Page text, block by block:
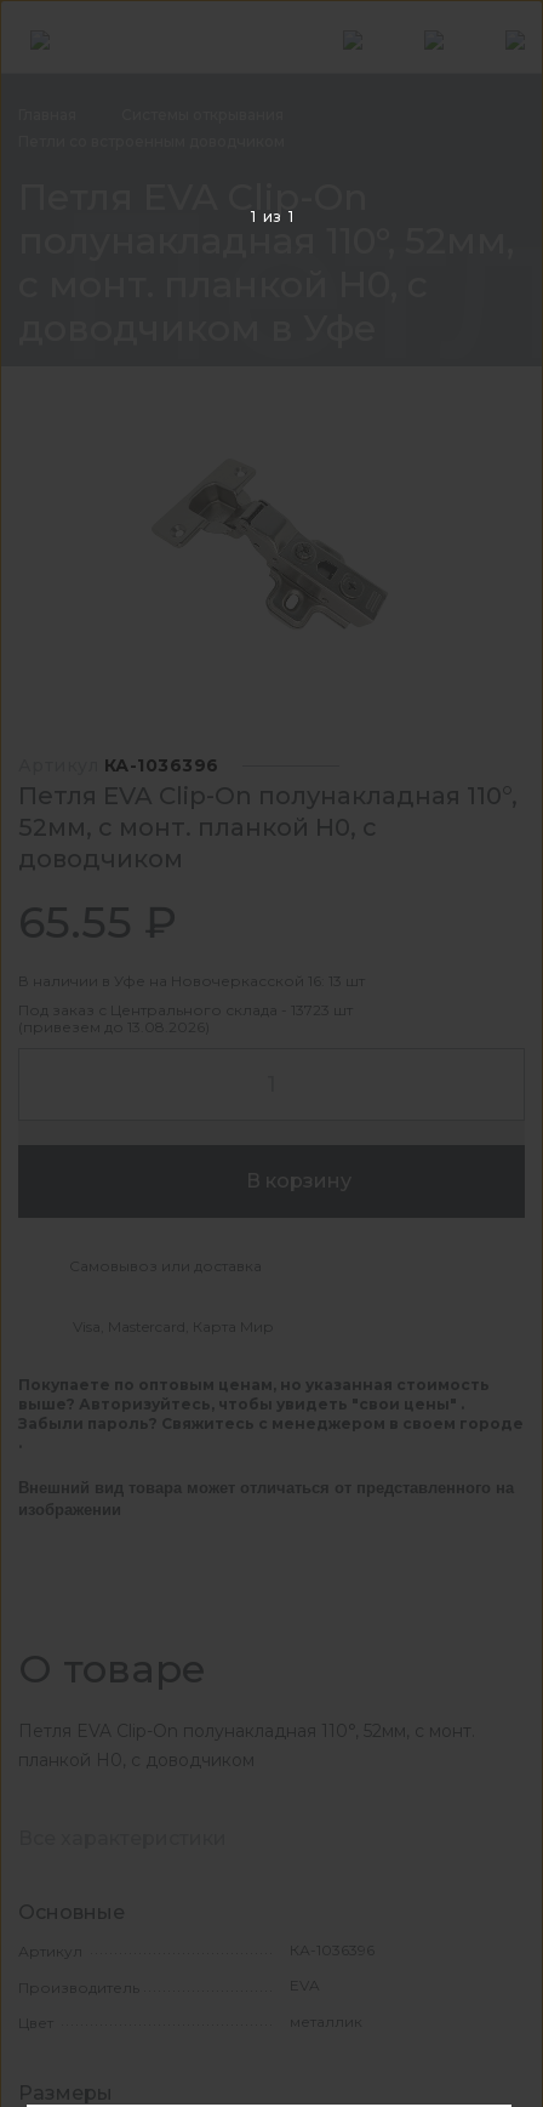
КА-1036396
Петля EVA Clip-On полунакладная 110°,
52мм, с монт. планкой H0, с
доводчиком
65.55 ₽
В наличии в Уфе на Новочеркасской 16: 13 шт
Под заказ с Центрального склада - 13723 шт
(привезем до 13.08.2026)
В корзину
Самовывоз или доставка
Visa, Mastercard, Карта Мир
Покупаете по оптовым ценам, но указанная стоимость
выше? Авторизуйтесь, чтобы увидеть "свои цены" .
Забыли пароль? Свяжитесь с менеджером в своем городе
Внешний вид товара может отличаться от представленного на
изображении
О товаре
Петля EVA Clip-On полунакладная 110°, 52мм, с монт.
планкой H0, с доводчиком
Основные
Артикул КА-1036396
Производитель EVA
Цвет металлик
Размеры
1 из 1